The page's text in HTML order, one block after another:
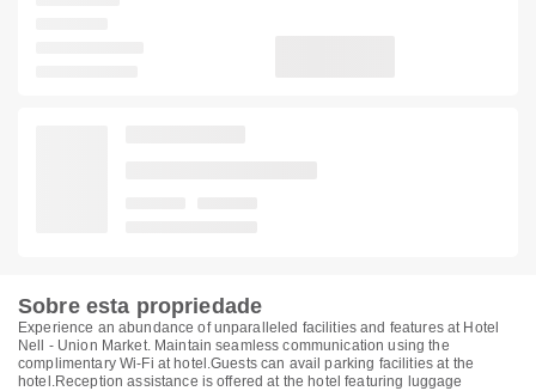
Sobre esta propriedade
Experience an abundance of unparalleled facilities and features at Hotel
Nell - Union Market. Maintain seamless communication using the
complimentary Wi-Fi at hotel.Guests can avail parking facilities at the
hotel.Reception assistance is offered at the hotel featuring luggage